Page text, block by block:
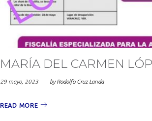
MARÍA DEL CARMEN
29 mayo, 2023 byRodolfo Cruz Landa
READ MORE